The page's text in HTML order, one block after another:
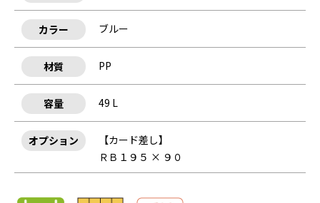
カラー ブルー
材質 PP
容量 49 L
オプション
【カード差し】
ＲＢ１９５ × ９０